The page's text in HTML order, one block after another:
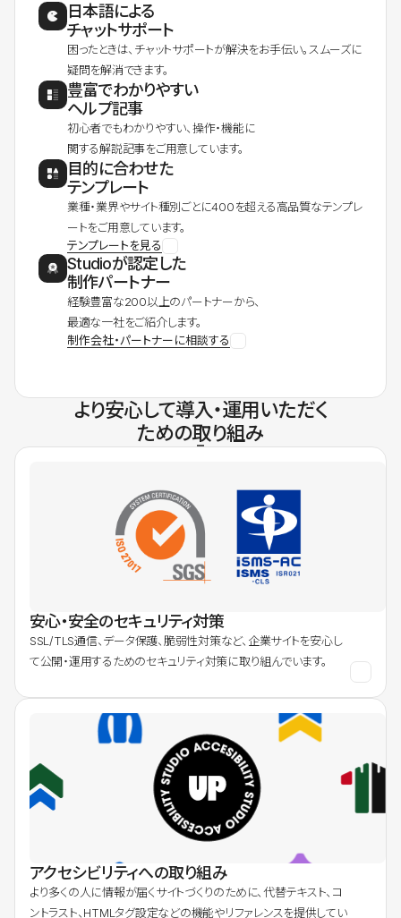
日本語による
チャットサポート
困ったときは、チャットサポートが解決をお手伝い。スムーズに
疑問を解消できます。
豊富でわかりやすい
ヘルプ記事
初心者でもわかりやすい、操作・機能に
関する解説記事をご用意しています。
目的に合わせた
テンプレート
業種・業界やサイト種別ごとに400を超える高品質なテンプレ
ートをご用意しています。
テンプレートを見る
Studioが認定した
制作パートナー
経験豊富な200以上のパートナーから、
最適な一社をご紹介します。
制作会社・パートナーに相談する
より安心して導入・運用いただく
ための取り組み
安心・安全のセキュリティ対策
SSL/TLS通信、データ保護、脆弱性対策など、企業サイトを安心し
て公開・運用するためのセキュリティ対策に取り組んでいます。
アクセシビリティへの取り組み
より多くの人に情報が届くサイトづくりのために、代替テキスト、コ
ントラスト、HTMLタグ設定などの機能やリファレンスを提供してい